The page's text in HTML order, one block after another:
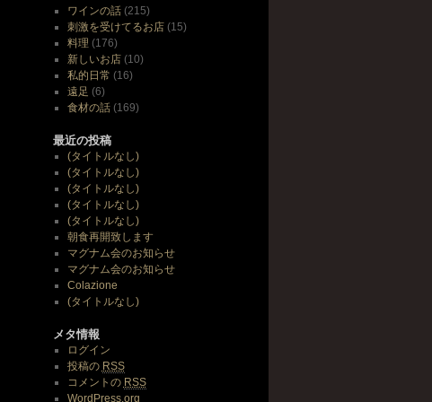
ワインの話(215)
刺激を受けてるお店(15)
料理 (176)
新しいお店(10)
私的日常 (16)
遠足 (6)
食材の話(169)
最近の投稿
(タイトルなし)
(タイトルなし)
(タイトルなし)
(タイトルなし)
(タイトルなし)
朝食再開致します
マグナム会のお知らせ
マグナム会のお知らせ
Colazione
(タイトルなし)
メタ情報
ログイン
投稿の RSS
コメントの RSS
WordPress.org